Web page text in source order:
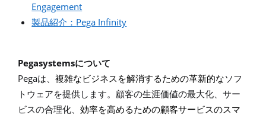
Engagement
製品紹介： Pega Infinity
Pegasystemsについて
Pegaは、 複雑なビジネスを解消するための革新的なソフ
トウェアを提供します。顧客の生涯価値の最大化、サー
ビスの合理化、 効率を高めるための顧客サービスのスマ